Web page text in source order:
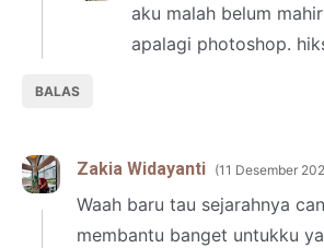
BALAS
aku malah belum
apalagi photoshop.
Zakia Widayanti 11 Desember
Waah baru tau sejarahnya
membantu banget untukku